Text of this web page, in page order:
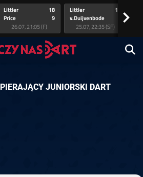
Littler
Price
18
9
26.07, 21:05 (F)
Littler
v.Duijvenbode
17
25.07, 22:35 (SF)
>
JUNIORSKI DART